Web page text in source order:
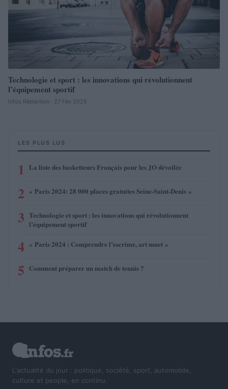
Technologie et sport : les innovations qui révolutionnent
l’équipement sportif
Infos Rédaction · 27 Fév 2025
LES PLUS LUS
1 La liste des basketteurs Français pour les JO dévoilée
2 « Paris 2024: 28 000 places gratuites Seine-Saint-Denis »
3 Technologie et sport : les innovations qui révolutionnent
l’équipement sportif
4 « Paris 2024 : Comprendre l’escrime, art muet »
5 Comment préparer un match de tennis ?
L'actualité du jour : politique, société, sport, automobile,
culture et people, en continu.